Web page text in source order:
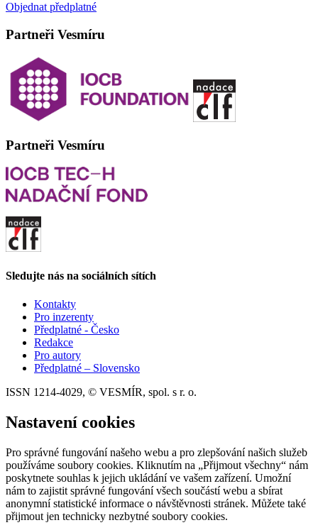
Objednat předplatné
Partneři Vesmíru
Partneři Vesmíru
Sledujte nás na sociálních sítích
Kontakty
Pro inzerenty
Předplatné - Česko
Redakce
Pro autory
Předplatné – Slovensko
ISSN 1214-4029, © VESMÍR, spol. s r. o.
Nastavení cookies
Pro správné fungování našeho webu a pro zlepšování našich služeb
používáme soubory cookies. Kliknutím na „Přijmout všechny“ nám
poskytnete souhlas k jejich ukládání ve vašem zařízení. Umožní
nám to zajistit správné fungování všech součástí webu a sbírat
anonymní statistické informace o návštěvnosti stránek. Můžete také
přijmout jen technicky nezbytné soubory cookies.